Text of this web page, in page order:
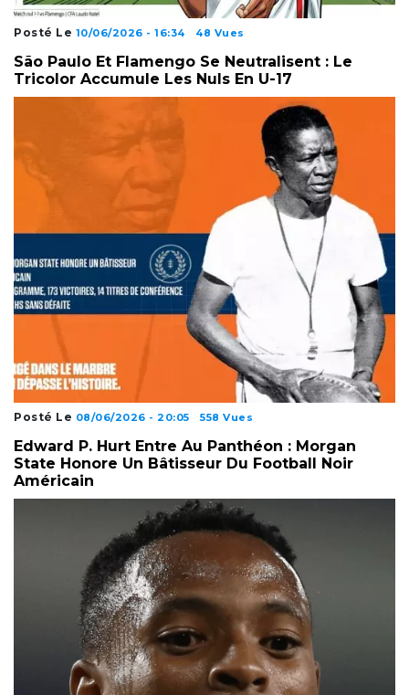
Posté Le 10/06/2026 - 16:34 48 Vues
São Paulo Et Flamengo Se Neutralisent : Le
Tricolor Accumule Les Nuls En U-17
Posté Le 08/06/2026 - 20:05 558 Vues
Edward P. Hurt Entre Au Panthéon : Morgan
State Honore Un Bâtisseur Du Football Noir
Américain